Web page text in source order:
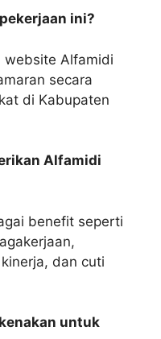
ini?
website Alfamidi
secara
di Kabupaten
Alfamidi
benefit seperti
dan cuti
untuk